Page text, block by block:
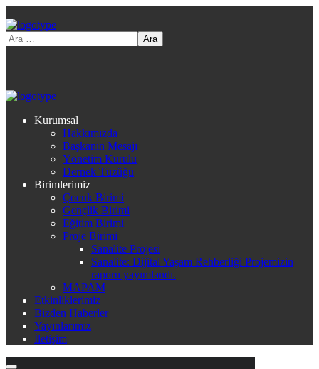
Kurumsal
Hakkımızda
Başkanın Mesajı
Yönetim Kurulu
Dernek Tüzüğü
Birimlerimiz
Çocuk Birimi
Gençlik Birimi
Eğitim Birimi
Proje Birimi
Sanalite Projesi
Sanalite: Dijital Yaşam Rehberliği Projemizin
raporu yayımlandı.
MAPAM
Etkinliklerimiz
Bizden Haberler
Yayınlarımız
İletişim